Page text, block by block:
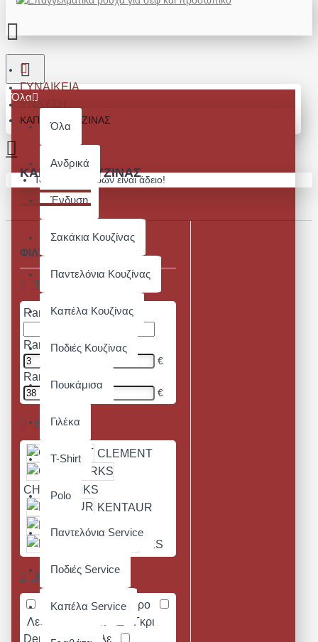
Όλα
Όλα
Ανδρικά
Ένδυση
Σακάκια Κουζίνας
Παντελόνια Κουζίνας
Καπέλα Κουζίνας
Ποδιές Κουζίνας
Πουκάμισα
Γιλέκα
T-Shirt
Polo
Παντελόνια Service
Ποδιές Service
Καπέλα Service
Το καλάθι αγορών είναι άδειο!
ΓΥΝΑΙΚΕΊΑ
ΈΝΔΥΣΗ
ΚΑΠΈΛΑ ΚΟΥΖΊΝΑΣ
ΚΑΠΈΛΑ ΚΟΥΖΊΝΑΣ
ΦΙΛΤΡΑ
Τιμή
Range Slider
Range Min
€
Range Max
€
Brands
CLEMENT
CHEFWORKS
KENTAUR
JES
Χρώμα
Pinstripe
Μαύρο
Λευκό
Γκρι
Denim
Μπλε